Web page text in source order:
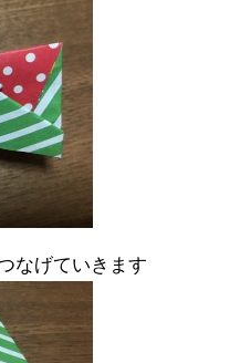
なげていきます